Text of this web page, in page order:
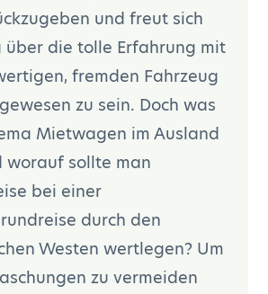
und freut sich
über die tolle Erfahrung mit
fremden Fahrzeug
zu sein. Doch was
Mietwagen im Ausland
worauf sollte man
bei einer
durch den
Westen wertlegen? Um
zu vermeiden